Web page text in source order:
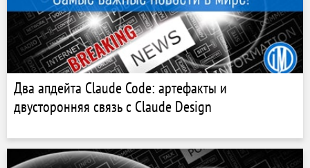
Два апдейта Claude Code: артефакты и
двусторонняя связь с Claude Design